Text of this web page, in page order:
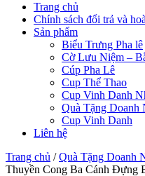
Trang chủ
Chính sách đổi trả và
Sản phẩm
Biểu Trưng Pha lê
Cờ Lưu Niệm –
Cúp Pha Lê
Cup Thể Thao
Cup Vinh Danh
Quà Tặng Doanh
Cup Vinh Danh
Liên hệ
Trang chủ /Quà Tặng Doanh
Thuyền Cong Ba Cánh Đựng